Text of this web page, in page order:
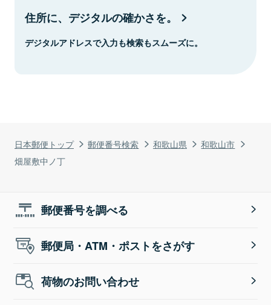
日本郵便トップ 郵便番号検索 和歌山県
和歌山市
畑屋敷中ノ丁
住所に、デジタルの確かさを。
デジタルアドレスで入力も検索もスムーズに。
郵便番号を調べる
郵便局・ATM・ポストをさがす
荷物のお問い合わせ